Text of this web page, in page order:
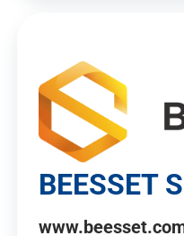
BEESSET